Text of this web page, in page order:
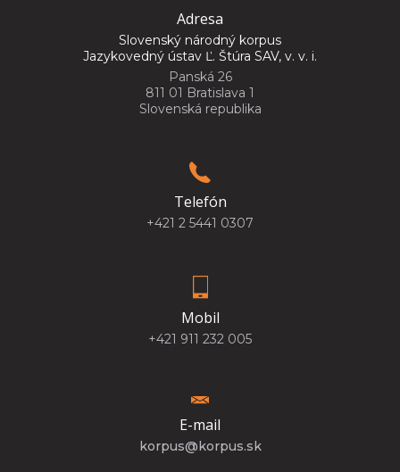
Adresa
Slovenský národný korpus
Jazykovedný ústav Ľ. Štúra SAV, v. v. i.
Panská 26
811 01 Bratislava 1
Slovenská republika
Telefón
+421 2 5441 0307
Mobil
+421 911 232 005
E-mail
korpus@korpus.sk